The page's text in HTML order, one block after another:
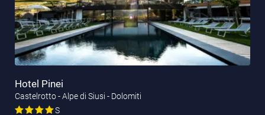
Hotel Pinei
Castelrotto - Alpe di Siusi - Dolomiti
S